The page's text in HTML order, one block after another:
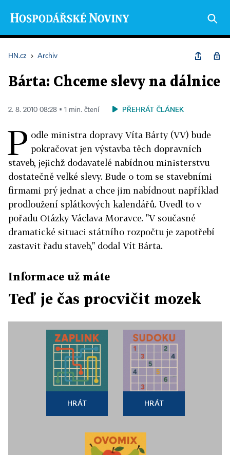
HN.cz › Archiv
Bárta: Chceme slevy na dálnice
2. 8. 2010 08:28 ▪ 1 min. čtení PŘEHRÁT ČLÁNEK
P odle ministra dopravy Víta Bárty (VV) bude
pokračovat jen výstavba těch dopravních
staveb, jejichž dodavatelé nabídnou ministerstvu
dostatečně velké slevy. Bude o tom se stavebními
firmami prý jednat a chce jim nabídnout například
prodloužení splátkových kalendářů. Uvedl to v
pořadu Otázky Václava Moravce. "V současné
dramatické situaci státního rozpočtu je zapotřebí
zastavit řadu staveb," dodal Vít Bárta.
Informace už máte
Teď je čas procvičit mozek
HRÁT HRÁT